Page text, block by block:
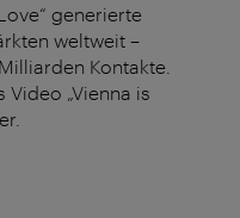
generierte
weltweit –
Kontakte.
„Vienna is